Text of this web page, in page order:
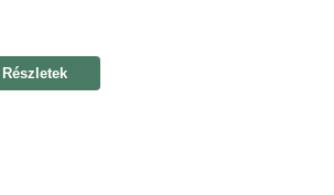
Részletek